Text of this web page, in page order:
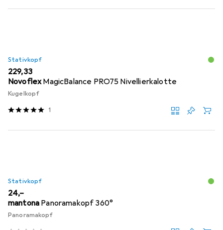
Stativkopf
EUR
229,33
NovoflexMagicBalance PRO75 Nivellierkalotte
Kugelkopf
1
Stativkopf
EUR
24,–
mantona Panoramakopf 360°
Panoramakopf